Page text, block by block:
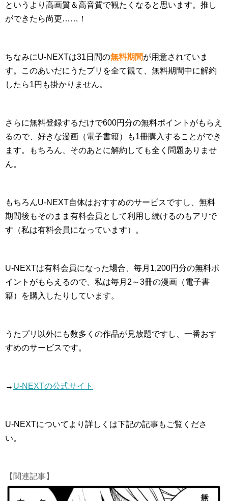
というより高画質＆高音質で観たくなると思います。推し
ができたら尚更……！
ちなみにU-NEXTは31日間の無料期間が用意されていま
す。このあいだにうたプリを全て観て、無料期間中に解約
したら1円も掛かりません。
さらに無料登録するだけで600円分の無料ポイントがもらえ
るので、好きな漫画（電子書籍）も1冊購入することができ
ます。もちろん、そのあとに解約しても全く問題ありませ
ん。
もちろんU-NEXT自体はおすすめのサービスですし、無料
期間後もそのまま有料会員として利用し続けるのもアリで
す（私は有料会員になっています）。
U-NEXTは有料会員になった場合、毎月1,200円分の無料ポ
イントがもらえるので、私は毎月2～3冊の漫画（電子書
籍）を購入したりしています。
うたプリ以外にも数多くの作品が見放題ですし、一番おす
すめのサービスです。
→ U-NEXTの公式サイト
U-NEXTについてより詳しくは下記の記事もご覧くださ
い。
【関連記事】